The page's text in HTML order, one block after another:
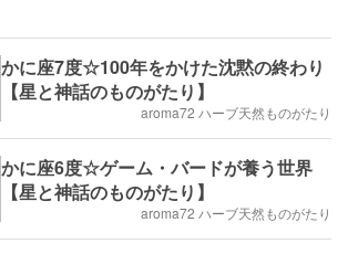
かに座7度☆100年をかけた沈黙の終わり
【星と神話のものがたり】
aroma72 ハーブ天然ものがたり
かに座6度☆ゲーム・バードが養う世界
【星と神話のものがたり】
aroma72 ハーブ天然ものがたり